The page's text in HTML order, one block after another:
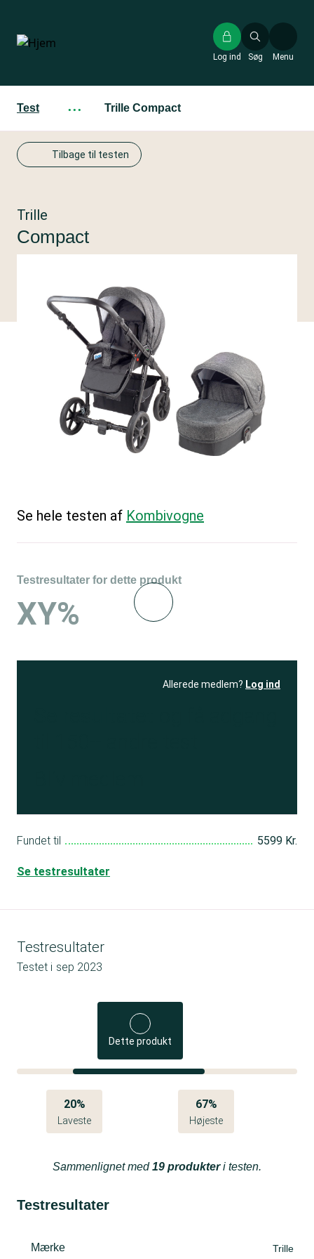
hovedindhold
Søg
Log ind Menu
Test ··· Trille Compact
Tilbage til testen
Trille
Compact
Se hele testen af Kombivogne
Testresultater for dette produkt
XY%
Allerede medlem? Log ind
Fundet til 5599 Kr.
Se testresultater
Testresultater
Testet i sep 2023
Dette produkt
20%
Laveste
67%
Højeste
Sammenlignet med19 produkteri testen.
Testresultater
Mærke Trille